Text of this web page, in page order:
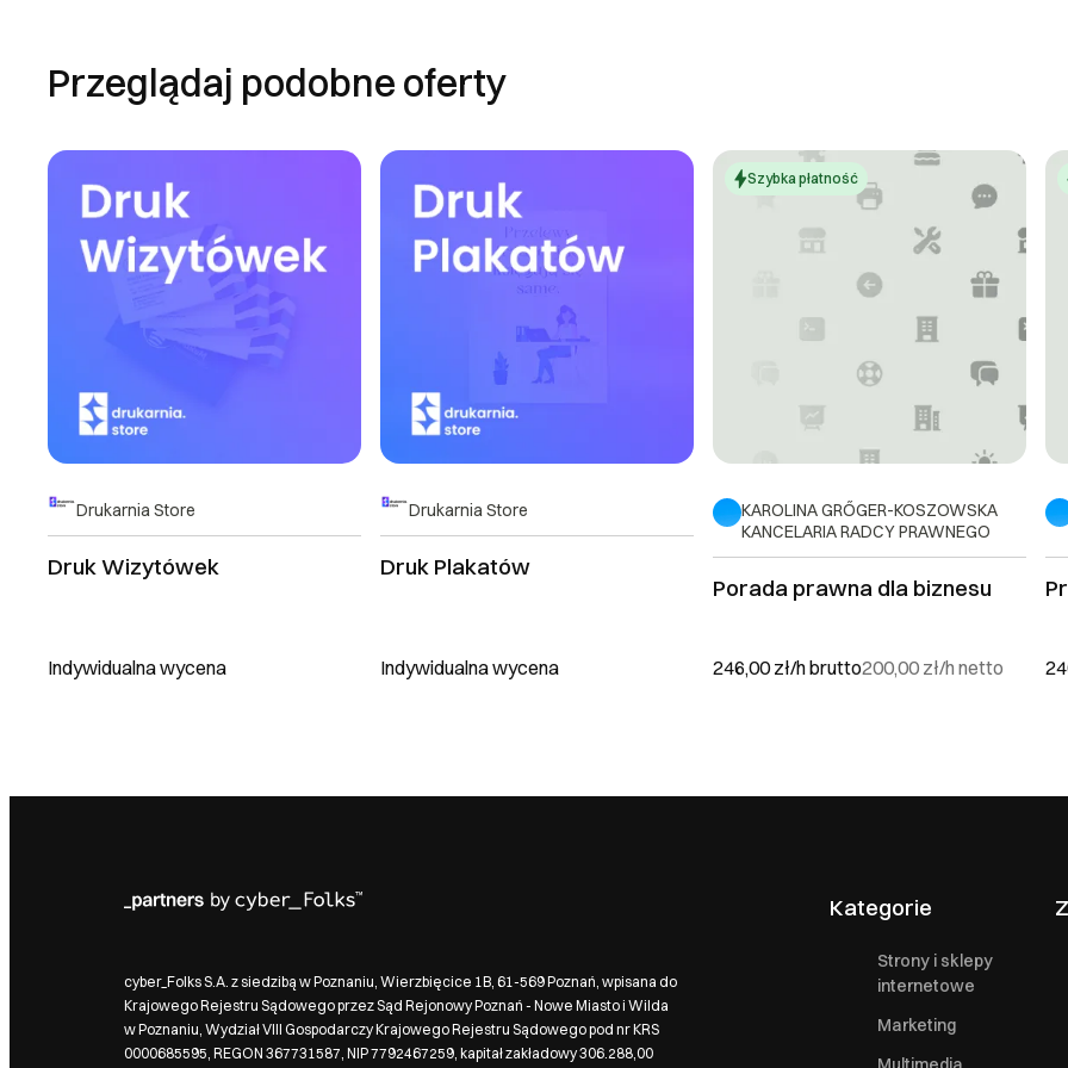
rozpatruje reklamacje i udziela Użytkownikowi odpowiedzi. 2. W przypadku Usługi
Tłumaczenia pisemne, Korekta lub redakcja tekstu, Generowanie automatycznych
zrealizowania Usługi. 3. Reklamacje dotyczące Tłumaczenia ustnego rozpatrywane są
zostały zgłoszone w trakcie trwania Usługi lub do 7 dni od jego realizacji – w przypadku
zostało zarejestrowane za zgodą Usługodawcy na nośniku elektronicznym, tak że
odsłuchanie. 4. Użytkownik może zgłosić Usługodawcy reklamację również w związku
usług nieodpłatnych świadczonych drogą elektroniczną przez Usługodawcę I.
formie elektronicznej i przesłana na adres biuro+spolka@euroalphabet.pl . W
Użytkownik winien zawrzeć opis zaistniałego problemu. Usługodawca I niezwłocznie,
terminie 14 dni rozpatruje reklamacje i udziela Użytkownikowi odpowiedzi. Strona 11 z
umożliwia Użytkownikowi będącemu Konsumentem, skorzystanie z pozasądowego
konsumenckich. Podmiotem uprawnionym, właściwym dla Usługodawcy jest
Handlowej w Lublinie, ul. Tomasza Zana, 20-601 Lublin, http://www.ihlublin.pl.
DOWIEDZ SIĘ WIĘCEJ
Ok, rozumiem
Przeglądaj podobne oferty
Drukarnia Store
Druk Wizytówek
Indywidualna wycena
Drukarnia Store
Druk Plakatów
Indywidualna wycena
Szybka płatność
KAROLINA GRŐGER-KOSZOWSKA
KANCELARIA RADCY PRAWNEGO
Porada prawna dla biznesu
246,00 zł/hbrutto200,00 zł/hnetto
cyber_Folks S.A. z siedzibą w Poznaniu, Wierzbięcice 1B, 61-569 Poznań, wpisana do
Krajowego Rejestru Sądowego przez Sąd Rejonowy Poznań - Nowe Miasto i Wilda
w Poznaniu, Wydział VIII Gospodarczy Krajowego Rejestru Sądowego pod nr KRS
0000685595, REGON 367731587, NIP 7792467259, kapitał zakładowy 306.288,00
Kategorie
Strony i sklepy
internetowe
Marketing